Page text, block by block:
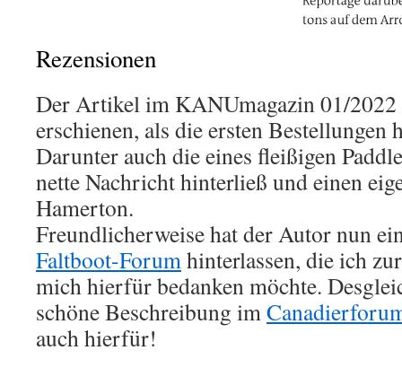
Rezensionen
Der Artikel im KANUmagazin 01/2022
erschienen, als die ersten Bestellungen
Darunter auch die eines fleißigen
nette Nachricht hinterließ und einen
Hamerton.
Freundlicherweise hat der Autor nun
Faltboot-Forumhinterlassen, die ich
mich hierfür bedanken möchte.
schöne Beschreibung im
auch hierfür!